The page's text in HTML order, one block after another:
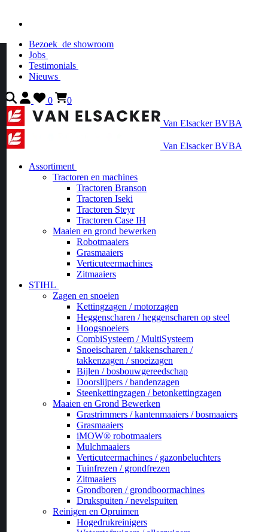
Bezoek de showroom
Jobs
Testimonials
Nieuws
0 0
Van Elsacker BVBA
Van Elsacker BVBA
Assortiment
Tractoren en machines
Tractoren Branson
Tractoren Iseki
Tractoren Steyr
Tractoren Case IH
Maaien en grond bewerken
Robotmaaiers
Grasmaaiers
Verticuteermachines
Zitmaaiers
STIHL
Zagen en snoeien
Kettingzagen / motorzagen
Heggenscharen / heggenscharen op steel
Hoogsnoeiers
CombiSysteem / MultiSysteem
Snoeischaren / takkenscharen /
takkenzagen / snoeizagen
Bijlen / bosbouwgereedschap
Doorslijpers / bandenzagen
Steenkettingzagen / betonkettingzagen
Maaien en Grond Bewerken
Grastrimmers / kantenmaaiers / bosmaaiers
Grasmaaiers
iMOW® robotmaaiers
Mulchmaaiers
Verticuteermachines / gazonbeluchters
Tuinfrezen / grondfrezen
Zitmaaiers
Grondboren / grondboormachines
Drukspuiten / nevelspuiten
Reinigen en Opruimen
Hogedrukreinigers